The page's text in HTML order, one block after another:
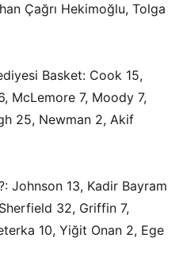
Çağrı Hekimoğlu, Tolga
Basket: Cook 15,
McLemore 7, Moody 7,
25, Newman 2, Akif
Johnson 13, Kadir Bayram
32, Griffin 7,
10, Yiğit Onan 2, Ege